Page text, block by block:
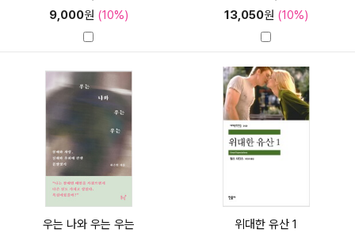
9,000원 (10%)
13,050원 (10%)
우는 나와 우는 우는
위대한 유산 1